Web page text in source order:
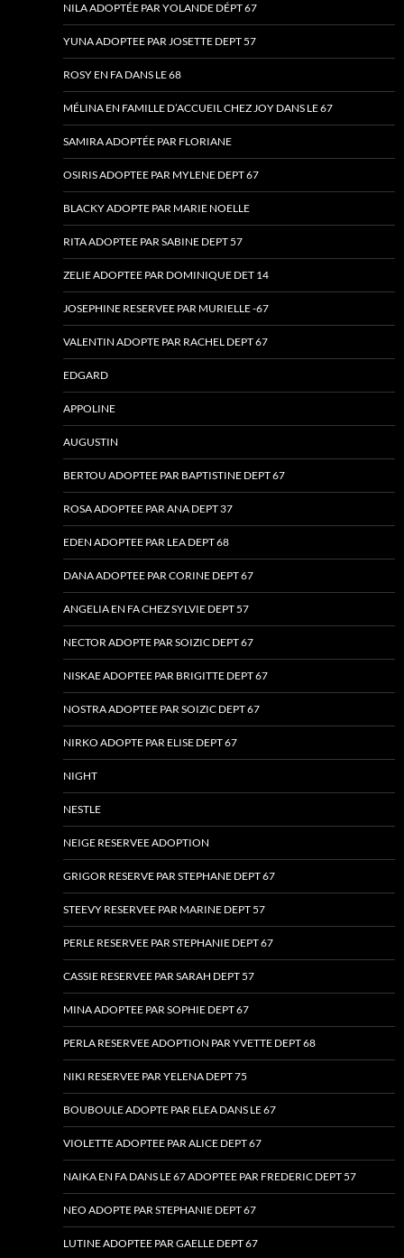
NILA ADOPTÉE PAR YOLANDE DÉPT 67
YUNA ADOPTEE PAR JOSETTE DEPT 57
ROSY EN FA DANS LE 68
MÉLINA EN FAMILLE D’ACCUEIL CHEZ JOY DANS LE 67
SAMIRA ADOPTÉE PAR FLORIANE
OSIRIS ADOPTEE PAR MYLENE DEPT 67
BLACKY ADOPTE PAR MARIE NOELLE
RITA ADOPTEE PAR SABINE DEPT 57
ZELIE ADOPTEE PAR DOMINIQUE DET 14
JOSEPHINE RESERVEE PAR MURIELLE -67
VALENTIN ADOPTE PAR RACHEL DEPT 67
EDGARD
APPOLINE
AUGUSTIN
BERTOU ADOPTEE PAR BAPTISTINE DEPT 67
ROSA ADOPTEE PAR ANA DEPT 37
EDEN ADOPTEE PAR LEA DEPT 68
DANA ADOPTEE PAR CORINE DEPT 67
ANGELIA EN FA CHEZ SYLVIE DEPT 57
NECTOR ADOPTE PAR SOIZIC DEPT 67
NISKAE ADOPTEE PAR BRIGITTE DEPT 67
NOSTRA ADOPTEE PAR SOIZIC DEPT 67
NIRKO ADOPTE PAR ELISE DEPT 67
NIGHT
NESTLE
NEIGE RESERVEE ADOPTION
GRIGOR RESERVE PAR STEPHANE DEPT 67
STEEVY RESERVEE PAR MARINE DEPT 57
PERLE RESERVEE PAR STEPHANIE DEPT 67
CASSIE RESERVEE PAR SARAH DEPT 57
MINA ADOPTEE PAR SOPHIE DEPT 67
PERLA RESERVEE ADOPTION PAR YVETTE DEPT 68
NIKI RESERVEE PAR YELENA DEPT 75
BOUBOULE ADOPTE PAR ELEA DANS LE 67
VIOLETTE ADOPTEE PAR ALICE DEPT 67
NAIKA EN FA DANS LE 67 ADOPTEE PAR FREDERIC DEPT 57
NEO ADOPTE PAR STEPHANIE DEPT 67
LUTINE ADOPTEE PAR GAELLE DEPT 67